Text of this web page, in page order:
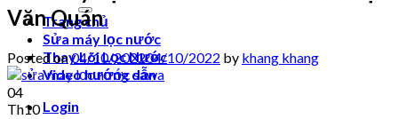
Trang chủ
Sửa máy lọc nước
Thay Lõi Lọc Nước
Video hướng dẫn
Login
Văn Quán
Posted on04/10/202204/10/2022 by khang khang
04
Th10